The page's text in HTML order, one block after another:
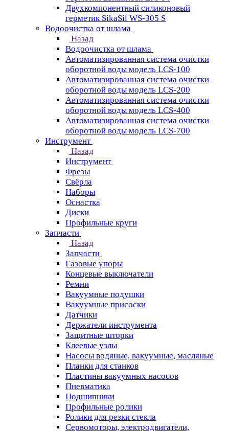
Двухкомпонентный силиконовый
герметик SikaSil WS-305 S
Водоочистка от шлама
Назад
Водоочистка от шлама
Автоматизированная система очистки
оборотной воды модель LCS-100
Автоматизированная система очистки
оборотной воды модель LCS-200
Автоматизированная система очистки
оборотной воды модель LCS-400
Автоматизированная система очистки
оборотной воды модель LCS-700
Инструмент
Назад
Инструмент
Фрезы
Свёрла
Наборы
Оснастка
Диски
Профильные круги
Запчасти
Назад
Запчасти
Газовые упоры
Концевые выключатели
Ремни
Вакуумные подушки
Вакуумные присоски
Датчики
Держатели инструмента
Защитные шторки
Клеевые узлы
Насосы водяные, вакуумные, масляные
Планки для станков
Пластины вакуумных насосов
Пневматика
Подшипники
Профильные ролики
Ролики для резки стекла
Сервомоторы, электродвигатели,